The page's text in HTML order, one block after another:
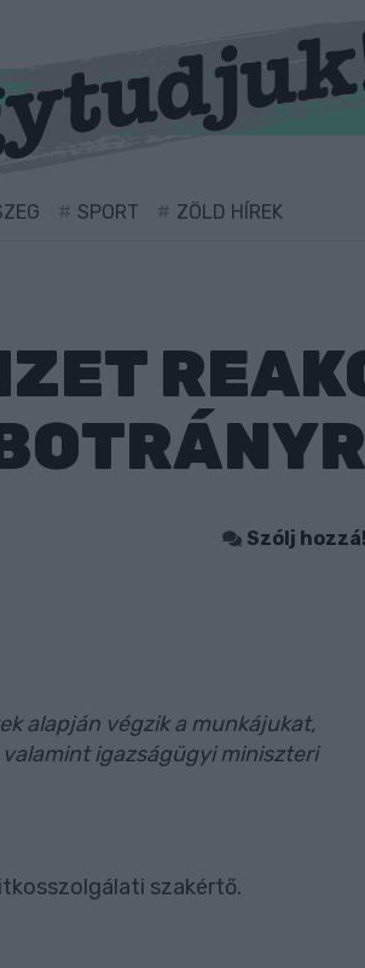
SPORT ZÖLD HÍREK
Szólj hozzá!
alapján végzik a munkájukat,
igazságügyi miniszteri
szakértő.